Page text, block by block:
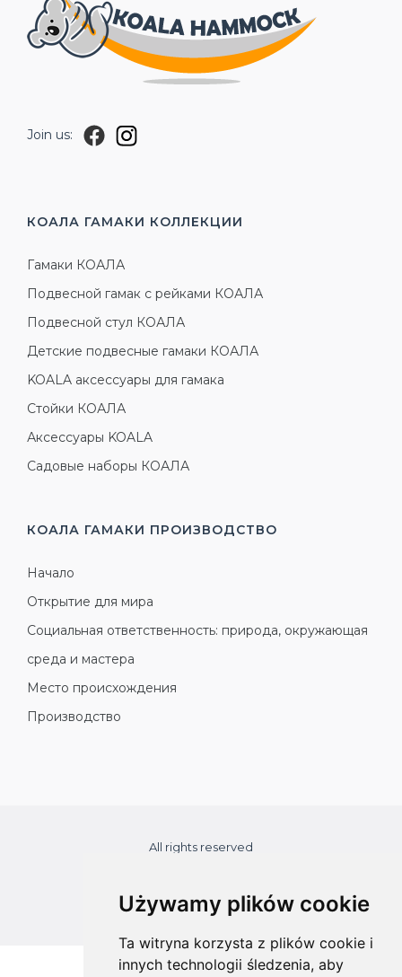
Używamy plików cookie
Ta witryna korzysta z plików cookie i
innych technologii śledzenia, aby
Join us:
КОАЛА ГАМАКИ КОЛЛЕКЦИИ
Гамаки КОАЛА
Подвесной гамак с рейками КОАЛА
Подвесной стул КОАЛА
Детские подвесные гамаки КОАЛА
KOALA аксессуары для гамака
Стойки КОАЛА
Аксессуары KOALA
Садовые наборы КОАЛА
КОАЛА ГАМАКИ ПРОИЗВОДСТВО
Начало
Открытие для мира
Социальная ответственность: природа, окружающая
среда и мастера
Место происхождения
Производство
All rights reserved
Designed byMOUTON interactive